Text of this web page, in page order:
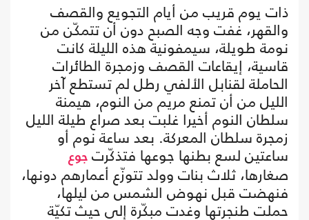
ذات يوم قريب من أيام التجويع والقصف
والقهر، غفت وجه الصبح دون أن تتمكّن من
نومة طويلة، سيمفونية هذه الليلة كانت
قاسية، إيقاعات القصف وزمجرة الطائرات
الحاملة لقنابل الألفي رطل لم تستطع آخر
الليل من أن تمنع مريم من النوم، هيمنة
سلطان النوم أخيرا غلبت بعد صراع طيلة الليل
زمجرة سلطان المعركة. بعد ساعة نوم أو
ساعتين لسع بطنها جوعها فتذكّرت جوع
صغارها، ثلاث بنات وولد تتوزّع أعمارهم دونها،
فنهضت قبل نهوض الشمس من ليلها،
حملت طنجرتها وغدت مبكّرة إلى حيث تكيّة